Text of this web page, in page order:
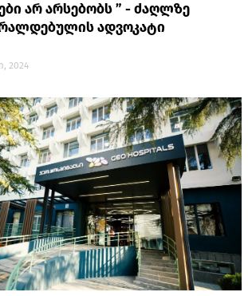
არ არსებობს ” - ძაღლზე
ადვოკატი
2024